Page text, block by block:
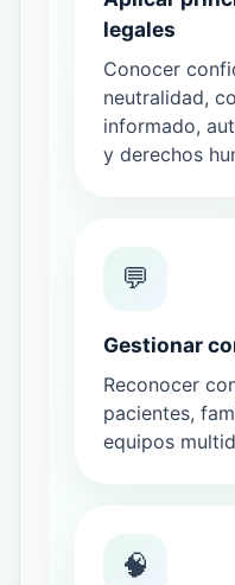
legales
Conocer
neutralidad,
informado,
y derechos
💬
Gestionar
Reconocer
pacientes,
equipos
🧠